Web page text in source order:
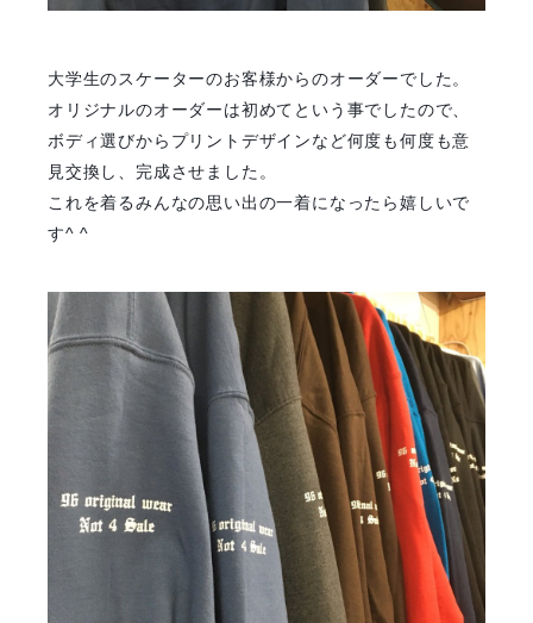
大学生のスケーターのお客様からのオーダーでした。
オリジナルのオーダーは初めてという事でしたので、
ボディ選びからプリントデザインなど何度も何度も意
見交換し、完成させました。
これを着るみんなの思い出の一着になったら嬉しいで
す^ ^